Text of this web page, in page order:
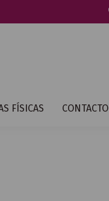
FÍSICAS CONTACTO